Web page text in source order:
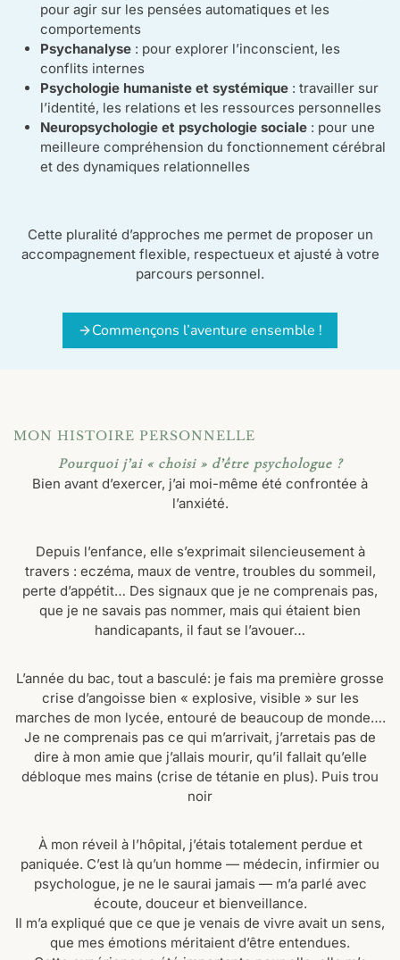
pour agir sur les pensées automatiques et les
comportements
Psychanalyse : pour explorer l’inconscient, les
conflits internes
Psychologie humaniste et systémique : travailler sur
l’identité, les relations et les ressources personnelles
Neuropsychologie et psychologie sociale : pour une
meilleure compréhension du fonctionnement cérébral
et des dynamiques relationnelles
Cette pluralité d’approches me permet de proposer un
accompagnement flexible, respectueux et ajusté à votre
parcours personnel.
Commençons l’aventure ensemble !
MON HISTOIRE PERSONNELLE
Pourquoi j’ai « choisi » d’être psychologue ?
Bien avant d’exercer, j’ai moi-même été confrontée à
l’anxiété.
Depuis l’enfance, elle s’exprimait silencieusement à
travers : eczéma, maux de ventre, troubles du sommeil,
perte d’appétit… Des signaux que je ne comprenais pas,
que je ne savais pas nommer, mais qui étaient bien
handicapants, il faut se l’avouer…
L’année du bac, tout a basculé: je fais ma première grosse
crise d’angoisse bien « explosive, visible » sur les
marches de mon lycée, entouré de beaucoup de monde….
Je ne comprenais pas ce qui m’arrivait, j’arretais pas de
dire à mon amie que j’allais mourir, qu’il fallait qu’elle
débloque mes mains (crise de tétanie en plus). Puis trou
noir
À mon réveil à l’hôpital, j’étais totalement perdue et
paniquée. C’est là qu’un homme — médecin, infirmier ou
psychologue, je ne le saurai jamais — m’a parlé avec
écoute, douceur et bienveillance.
Il m’a expliqué que ce que je venais de vivre avait un sens,
que mes émotions méritaient d’être entendues.